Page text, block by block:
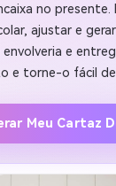
no
ajustar e
e
e torne-o fácil
Meu Cartaz